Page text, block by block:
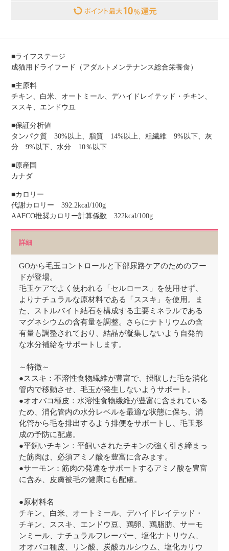
■ライフステージ
成猫用ドライフード（アダルトメンテナンス総合栄養食）
■主原料
チキン、白米、オートミール、デハイドレイテッド・チキン、
ススキ、エンドウ豆
■保証分析値
タンパク質 30%以上、脂質 14%以上、粗繊維 9%以下、灰
分 9%以下、水分 10％以下
■原産国
カナダ
■カロリー
代謝カロリー 392.2kcal/100g
AAFCO推奨カロリー計算係数 322kcal/100g
詳細
GOから毛玉コントロールと下部尿路ケアのためのフー
ドが登場。
毛玉ケアでよく使われる「セルロース」を使用せず、
よりナチュラルな原材料である「ススキ」を使用。ま
た、ストルバイト結石を構成する主要ミネラルである
マグネシウムの含有量を調整。さらにナトリウムの含
有量も調整されており、結晶が凝集しないよう自発的
な水分補給をサポートします。
～特徴～
●ススキ：不溶性食物繊維が豊富で、摂取した毛を消化
管内で移動させ、毛玉が発生しないようサポート。
●オオバコ種皮：水溶性食物繊維が豊富に含まれている
ため、消化管内の水分レベルを最適な状態に保ち、消
化管から毛を排出するよう排便をサポートし、毛玉形
成の予防に配慮。
●平飼いチキン：平飼いされたチキンの強く引き締まっ
た筋肉は、必須アミノ酸を豊富に含みます。
●サーモン：筋肉の発達をサポートするアミノ酸を豊富
に含み、皮膚被毛の健康にも配慮。
●原材料名
チキン、白米、オートミール、デハイドレイテッド・
チキン、ススキ、エンドウ豆、鶏卵、鶏脂肪、サーモ
ンミール、ナチュラルフレーバー、塩化ナトリウム、
オオバコ種皮、リン酸、炭酸カルシウム、塩化カリウ